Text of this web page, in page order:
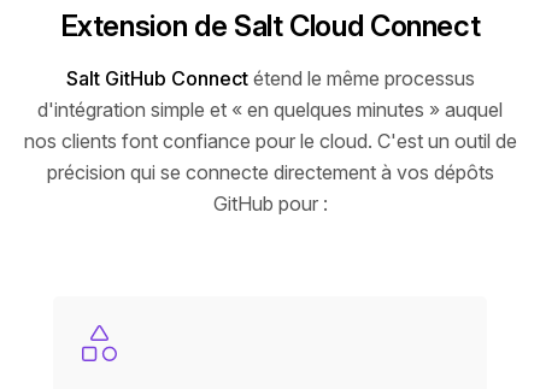
Extension de Salt Cloud Connect
Salt GitHub Connectétend le même processus
d'intégration simple et « en quelques minutes » auquel
nos clients font confiance pour le cloud. C'est un outil de
précision qui se connecte directement à vos dépôts
GitHub pour :